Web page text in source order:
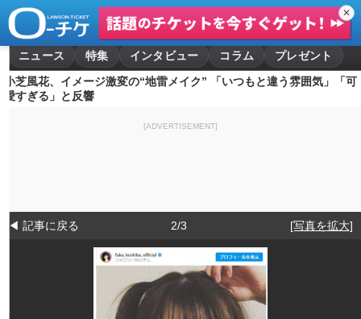
✕
ニュース 特集 インタビュー コラム
プレゼント
小芝風花、イメージ激変の“地雷メイク” 「いつもと違う雰囲気」「可
愛すぎる」と反響
[ADVERTISEMENT]
◀ 記事に戻る 2/3 [写真を拡大]